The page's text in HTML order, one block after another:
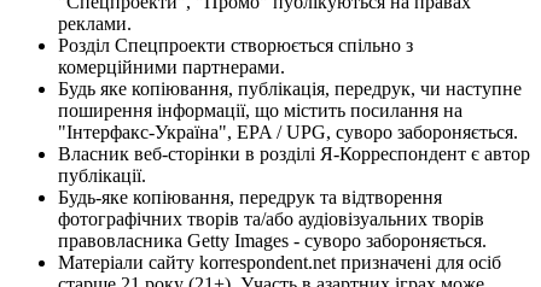
реклами.
Розділ Спецпроекти створюється спільно з
комерційними партнерами.
Будь яке копіювання, публікація, передрук, чи наступне
поширення інформації, що містить посилання на
"Інтерфакс-Україна", EPA / UPG, суворо забороняється.
Власник веб-сторінки в розділі Я-Корреспондент є автор
публікації.
Будь-яке копіювання, передрук та відтворення
фотографічних творів та/або аудіовізуальних творів
правовласника Getty Images - суворо забороняється.
Матеріали сайту korrespondent.net призначені для осіб